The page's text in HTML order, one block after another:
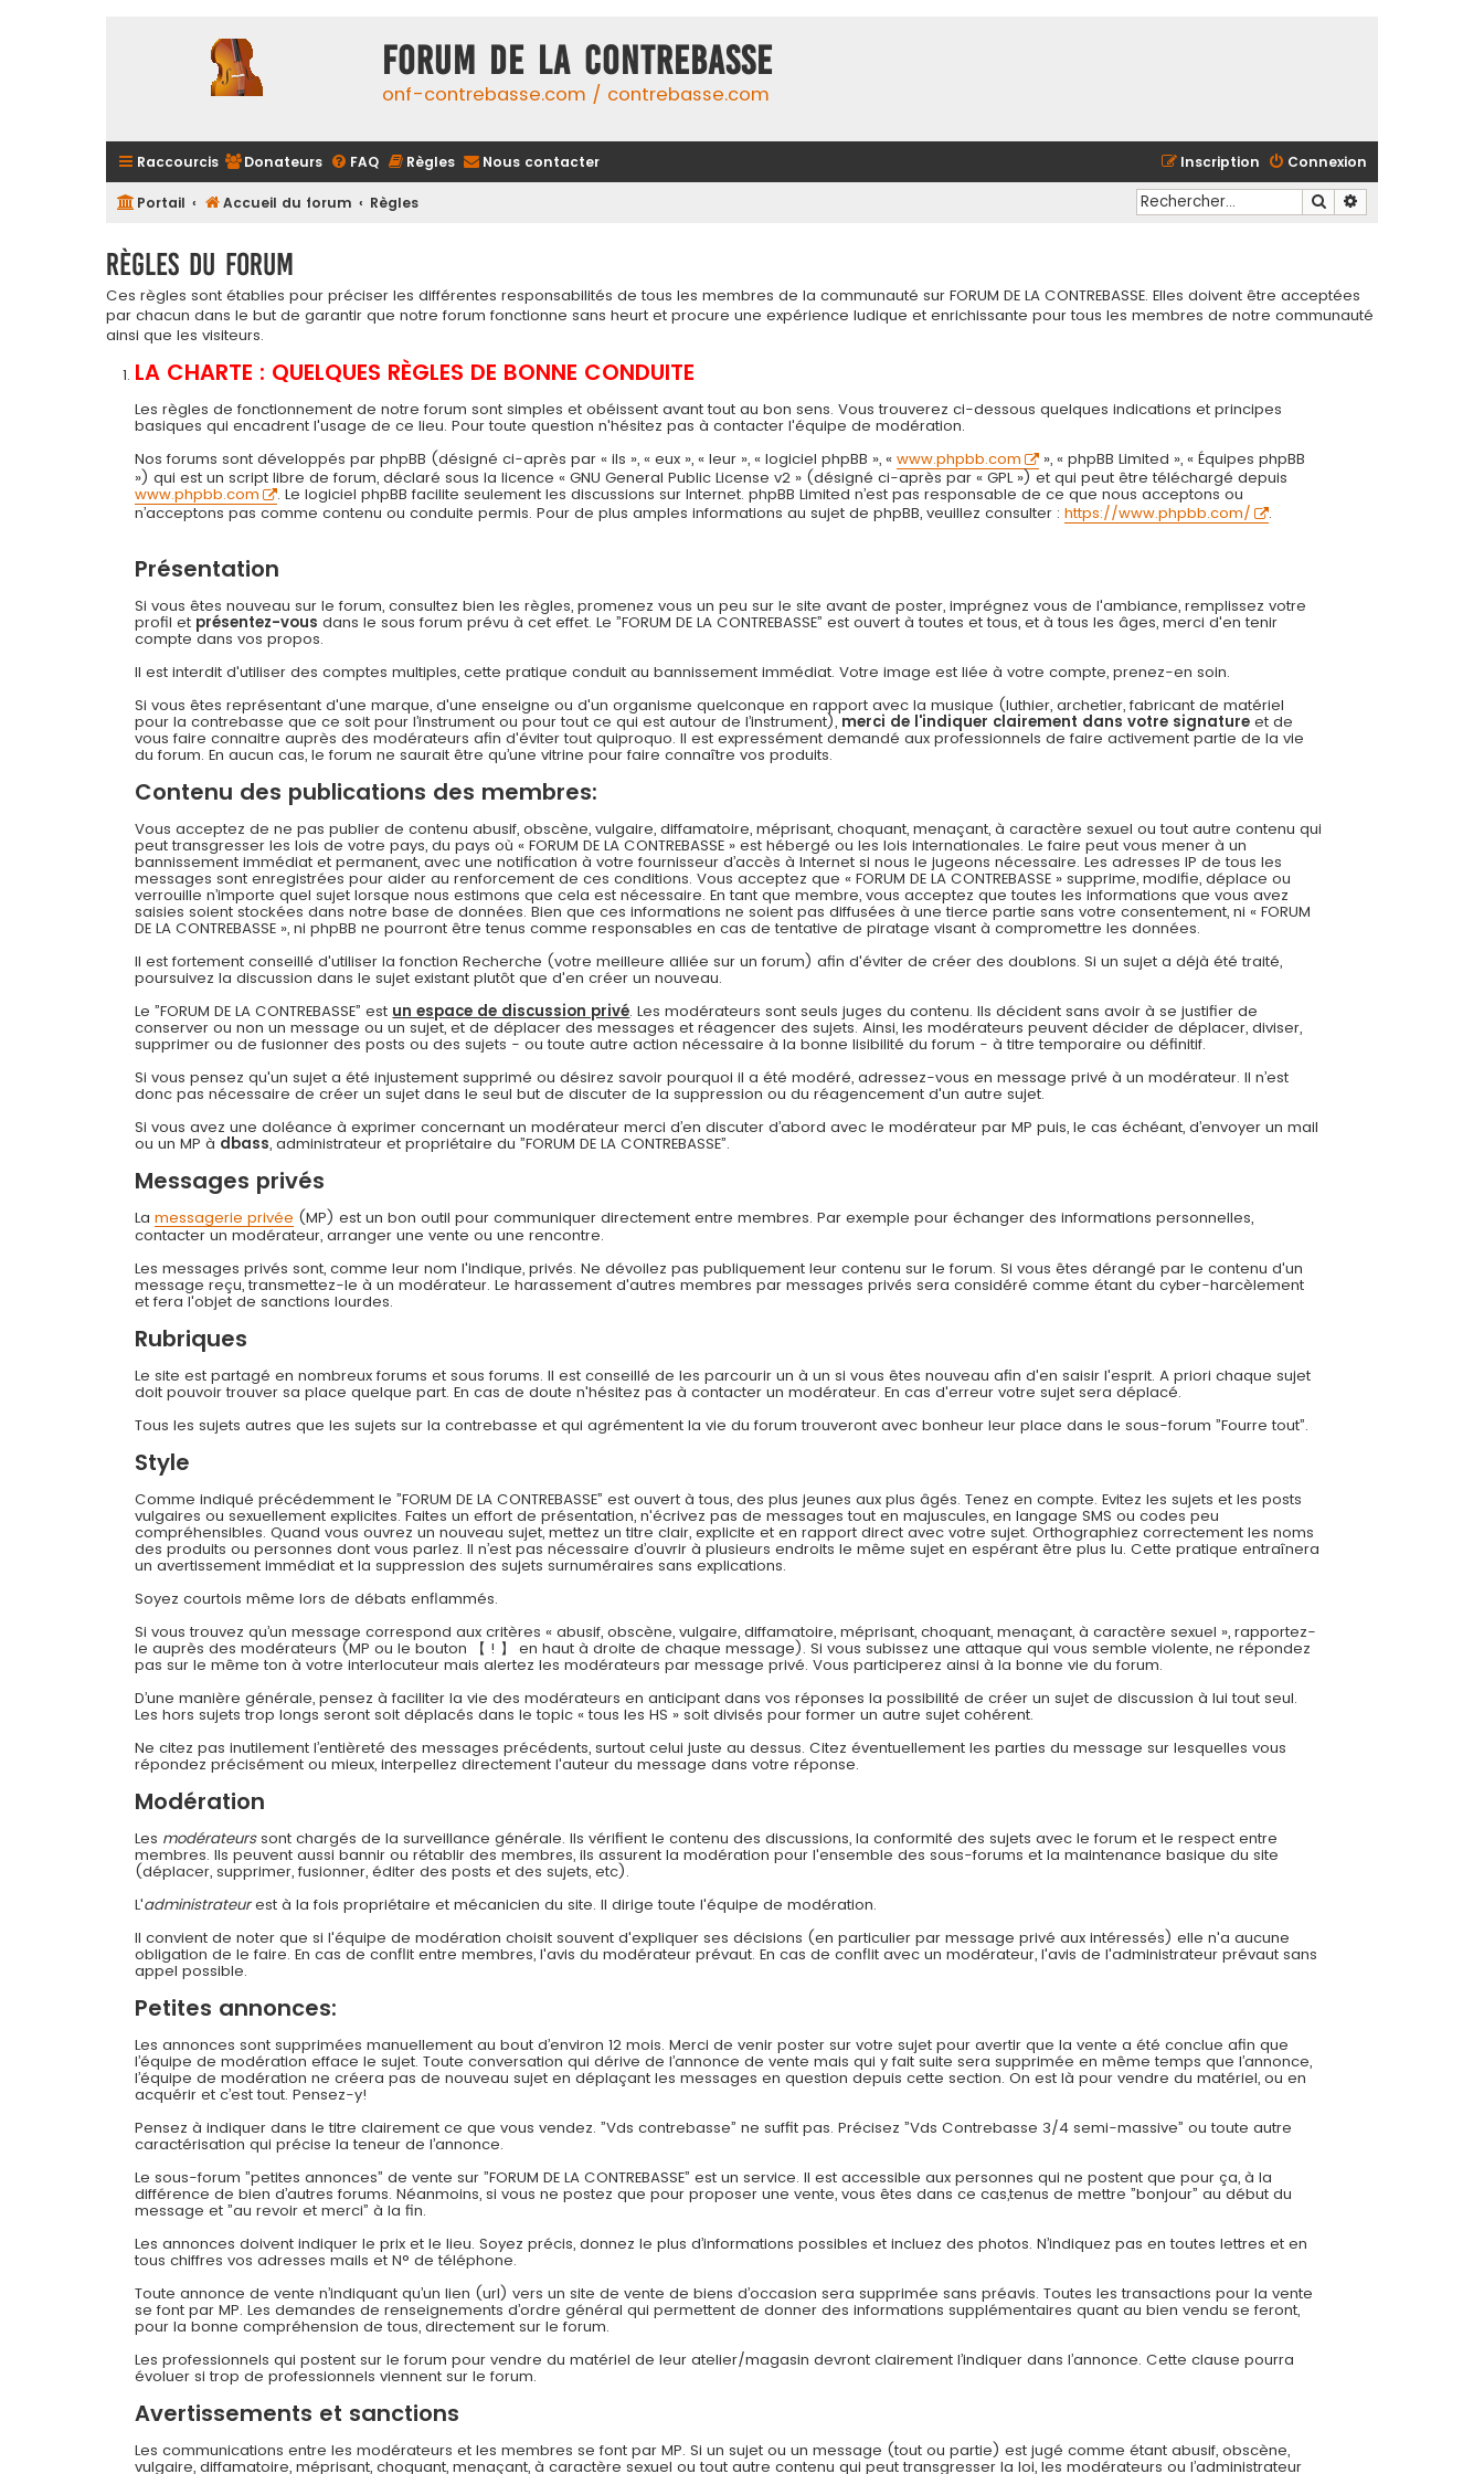
FORUM DE LA CONTREBASSE
onf-contrebasse.com / contrebasse.com
Raccourcis Donateurs FAQ Règles Nous contacter Connexion
Inscription
Portail Accueil du forum Règles Rechercher
Règles du forum
Ces règles sont établies pour préciser les différentes responsabilités de tous les membres de la communauté sur FORUM DE LA CONTREBASSE. Elles doivent être acceptées
par chacun dans le but de garantir que notre forum fonctionne sans heurt et procure une expérience ludique et enrichissante pour tous les membres de notre communauté
ainsi que les visiteurs.
LA CHARTE : QUELQUES RÈGLES DE BONNE CONDUITE
Les règles de fonctionnement de notre forum sont simples et obéissent avant tout au bon sens. Vous trouverez ci-dessous quelques indications et principes
basiques qui encadrent l'usage de ce lieu. Pour toute question n'hésitez pas à contacter l'équipe de modération.
Nos forums sont développés par phpBB (désigné ci-après par « ils », « eux », « leur », « logiciel phpBB », «www.phpbb.com
», « phpBB Limited », « Équipes phpBB
») qui est un script libre de forum, déclaré sous la licence « GNU General Public License v2 » (désigné ci-après par « GPL ») et qui peut être téléchargé depuis
www.phpbb.com
. Le logiciel phpBB facilite seulement les discussions sur Internet. phpBB Limited n’est pas responsable de ce que nous acceptons ou
n’acceptons pas comme contenu ou conduite permis. Pour de plus amples informations au sujet de phpBB, veuillez consulter :https://www.phpbb.com/ .
Présentation
Si vous êtes nouveau sur le forum, consultez bien les règles, promenez vous un peu sur le site avant de poster, imprégnez vous de l'ambiance, remplissez votre
profil et présentez-vous dans le sous forum prévu à cet effet. Le ”FORUM DE LA CONTREBASSE” est ouvert à toutes et tous, et à tous les âges, merci d'en tenir
compte dans vos propos.
Il est interdit d'utiliser des comptes multiples, cette pratique conduit au bannissement immédiat. Votre image est liée à votre compte, prenez-en soin.
Si vous êtes représentant d'une marque, d'une enseigne ou d'un organisme quelconque en rapport avec la musique (luthier, archetier, fabricant de matériel
pour la contrebasse que ce soit pour l’instrument ou pour tout ce qui est autour de l’instrument), merci de l'indiquer clairement dans votre signature et de
vous faire connaitre auprès des modérateurs afin d'éviter tout quiproquo. Il est expressément demandé aux professionnels de faire activement partie de la vie
du forum. En aucun cas, le forum ne saurait être qu’une vitrine pour faire connaître vos produits.
Contenu des publications des membres:
Vous acceptez de ne pas publier de contenu abusif, obscène, vulgaire, diffamatoire, méprisant, choquant, menaçant, à caractère sexuel ou tout autre contenu qui
peut transgresser les lois de votre pays, du pays où « FORUM DE LA CONTREBASSE » est hébergé ou les lois internationales. Le faire peut vous mener à un
bannissement immédiat et permanent, avec une notification à votre fournisseur d’accès à Internet si nous le jugeons nécessaire. Les adresses IP de tous les
messages sont enregistrées pour aider au renforcement de ces conditions. Vous acceptez que « FORUM DE LA CONTREBASSE » supprime, modifie, déplace ou
verrouille n’importe quel sujet lorsque nous estimons que cela est nécessaire. En tant que membre, vous acceptez que toutes les informations que vous avez
saisies soient stockées dans notre base de données. Bien que ces informations ne soient pas diffusées à une tierce partie sans votre consentement, ni « FORUM
DE LA CONTREBASSE », ni phpBB ne pourront être tenus comme responsables en cas de tentative de piratage visant à compromettre les données.
Il est fortement conseillé d'utiliser la fonction Recherche (votre meilleure alliée sur un forum) afin d'éviter de créer des doublons. Si un sujet a déjà été traité,
poursuivez la discussion dans le sujet existant plutôt que d'en créer un nouveau.
Le ”FORUM DE LA CONTREBASSE” est un espace de discussion privé. Les modérateurs sont seuls juges du contenu. Ils décident sans avoir à se justifier de
conserver ou non un message ou un sujet, et de déplacer des messages et réagencer des sujets. Ainsi, les modérateurs peuvent décider de déplacer, diviser,
supprimer ou de fusionner des posts ou des sujets - ou toute autre action nécessaire à la bonne lisibilité du forum - à titre temporaire ou définitif.
Si vous pensez qu'un sujet a été injustement supprimé ou désirez savoir pourquoi il a été modéré, adressez-vous en message privé à un modérateur. Il n’est
donc pas nécessaire de créer un sujet dans le seul but de discuter de la suppression ou du réagencement d'un autre sujet.
Si vous avez une doléance à exprimer concernant un modérateur merci d’en discuter d’abord avec le modérateur par MP puis, le cas échéant, d’envoyer un mail
ou un MP à dbass, administrateur et propriétaire du ”FORUM DE LA CONTREBASSE”.
Messages privés
Lamessagerie privée (MP) est un bon outil pour communiquer directement entre membres. Par exemple pour échanger des informations personnelles,
contacter un modérateur, arranger une vente ou une rencontre.
Les messages privés sont, comme leur nom l'indique, privés. Ne dévoilez pas publiquement leur contenu sur le forum. Si vous êtes dérangé par le contenu d'un
message reçu, transmettez-le à un modérateur. Le harassement d'autres membres par messages privés sera considéré comme étant du cyber-harcèlement
et fera l'objet de sanctions lourdes.
Rubriques
Le site est partagé en nombreux forums et sous forums. Il est conseillé de les parcourir un à un si vous êtes nouveau afin d'en saisir l'esprit. A priori chaque sujet
doit pouvoir trouver sa place quelque part. En cas de doute n'hésitez pas à contacter un modérateur. En cas d'erreur votre sujet sera déplacé.
Tous les sujets autres que les sujets sur la contrebasse et qui agrémentent la vie du forum trouveront avec bonheur leur place dans le sous-forum ”Fourre tout”.
Style
Comme indiqué précédemment le ”FORUM DE LA CONTREBASSE” est ouvert à tous, des plus jeunes aux plus âgés. Tenez en compte. Evitez les sujets et les posts
vulgaires ou sexuellement explicites. Faites un effort de présentation, n'écrivez pas de messages tout en majuscules, en langage SMS ou codes peu
compréhensibles. Quand vous ouvrez un nouveau sujet, mettez un titre clair, explicite et en rapport direct avec votre sujet. Orthographiez correctement les noms
des produits ou personnes dont vous parlez. Il n’est pas nécessaire d’ouvrir à plusieurs endroits le même sujet en espérant être plus lu. Cette pratique entraînera
un avertissement immédiat et la suppression des sujets surnuméraires sans explications.
Soyez courtois même lors de débats enflammés.
Si vous trouvez qu’un message correspond aux critères « abusif, obscène, vulgaire, diffamatoire, méprisant, choquant, menaçant, à caractère sexuel », rapportez-
le auprès des modérateurs (MP ou le bouton 【 ! 】 en haut à droite de chaque message). Si vous subissez une attaque qui vous semble violente, ne répondez
pas sur le même ton à votre interlocuteur mais alertez les modérateurs par message privé. Vous participerez ainsi à la bonne vie du forum.
D’une manière générale, pensez à faciliter la vie des modérateurs en anticipant dans vos réponses la possibilité de créer un sujet de discussion à lui tout seul.
Les hors sujets trop longs seront soit déplacés dans le topic « tous les HS » soit divisés pour former un autre sujet cohérent.
Ne citez pas inutilement l’entièreté des messages précédents, surtout celui juste au dessus. Citez éventuellement les parties du message sur lesquelles vous
répondez précisément ou mieux, interpellez directement l'auteur du message dans votre réponse.
Modération
Les modérateurssont chargés de la surveillance générale. Ils vérifient le contenu des discussions, la conformité des sujets avec le forum et le respect entre
membres. Ils peuvent aussi bannir ou rétablir des membres, ils assurent la modération pour l'ensemble des sous-forums et la maintenance basique du site
(déplacer, supprimer, fusionner, éditer des posts et des sujets, etc).
L'administrateurest à la fois propriétaire et mécanicien du site. Il dirige toute l'équipe de modération.
Il convient de noter que si l'équipe de modération choisit souvent d'expliquer ses décisions (en particulier par message privé aux intéressés) elle n'a aucune
obligation de le faire. En cas de conflit entre membres, l'avis du modérateur prévaut. En cas de conflit avec un modérateur, l'avis de l'administrateur prévaut sans
appel possible.
Petites annonces:
Les annonces sont supprimées manuellement au bout d’environ 12 mois. Merci de venir poster sur votre sujet pour avertir que la vente a été conclue afin que
l’équipe de modération efface le sujet. Toute conversation qui dérive de l’annonce de vente mais qui y fait suite sera supprimée en même temps que l’annonce,
l’équipe de modération ne créera pas de nouveau sujet en déplaçant les messages en question depuis cette section. On est là pour vendre du matériel, ou en
acquérir et c’est tout. Pensez-y!
Pensez à indiquer dans le titre clairement ce que vous vendez. ”Vds contrebasse” ne suffit pas. Précisez ”Vds Contrebasse 3/4 semi-massive” ou toute autre
caractérisation qui précise la teneur de l’annonce.
Le sous-forum ”petites annonces” de vente sur ”FORUM DE LA CONTREBASSE” est un service. Il est accessible aux personnes qui ne postent que pour ça, à la
différence de bien d’autres forums. Néanmoins, si vous ne postez que pour proposer une vente, vous êtes dans ce cas,tenus de mettre ”bonjour” au début du
message et ”au revoir et merci” à la fin.
Les annonces doivent indiquer le prix et le lieu. Soyez précis, donnez le plus d’informations possibles et incluez des photos. N’indiquez pas en toutes lettres et en
tous chiffres vos adresses mails et N° de téléphone.
Toute annonce de vente n’indiquant qu’un lien (url) vers un site de vente de biens d’occasion sera supprimée sans préavis. Toutes les transactions pour la vente
se font par MP. Les demandes de renseignements d’ordre général qui permettent de donner des informations supplémentaires quant au bien vendu se feront,
pour la bonne compréhension de tous, directement sur le forum.
Les professionnels qui postent sur le forum pour vendre du matériel de leur atelier/magasin devront clairement l’indiquer dans l’annonce. Cette clause pourra
évoluer si trop de professionnels viennent sur le forum.
Avertissements et sanctions
Les communications entre les modérateurs et les membres se font par MP. Si un sujet ou un message (tout ou partie) est jugé comme étant abusif, obscène,
vulgaire, diffamatoire, méprisant, choquant, menaçant, à caractère sexuel ou tout autre contenu qui peut transgresser la loi, les modérateurs ou l’administrateur